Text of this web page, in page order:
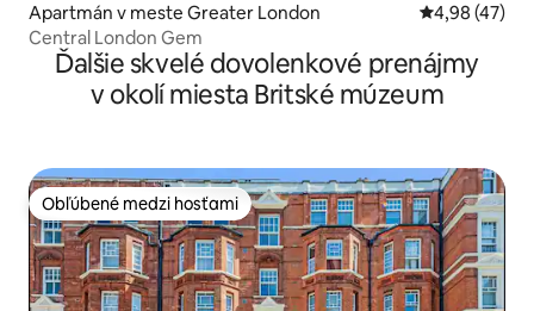
Apartmán v meste Greater London Priemerné
4,98 (47)
Central London Gem
Ďalšie skvelé dovolenkové prenájmy
v okolí miesta Britské múzeum
Obľúbené medzi hosťami
Obľúbené medzi hosťami